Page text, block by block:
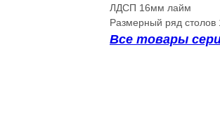
ЛДСП 16мм лайм
Размерный ряд
Все товары